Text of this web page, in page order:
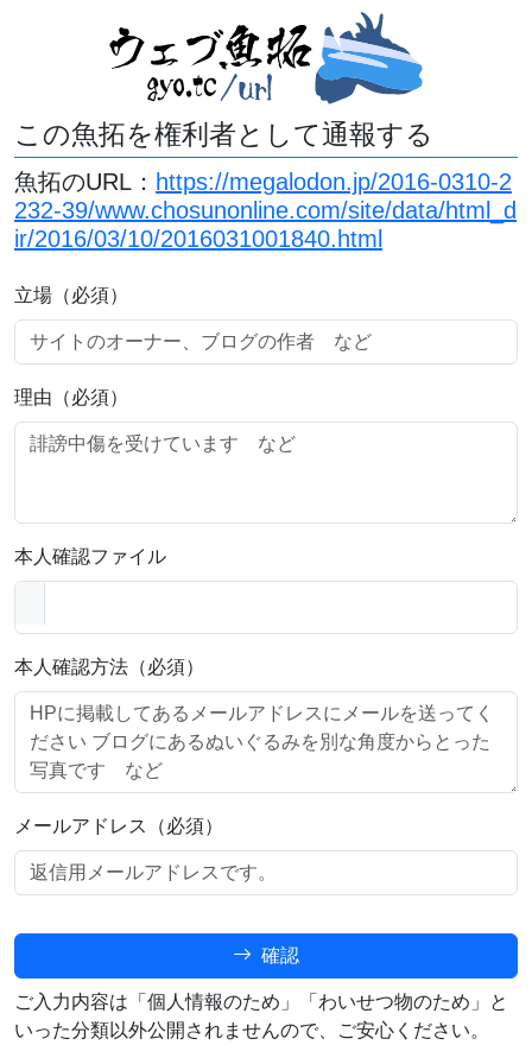
この魚拓を権利者として通報する
魚拓のURL： https://megalodon.jp/2016-0310-2
232-39/www.chosunonline.com/site/data/html_d
ir/2016/03/10/2016031001840.html
立場（必須）
理由（必須）
本人確認ファイル
本人確認方法（必須）
メールアドレス（必須）
確認
ご入力内容は「個人情報のため」「わいせつ物のため」と
いった分類以外公開されませんので、ご安心ください。